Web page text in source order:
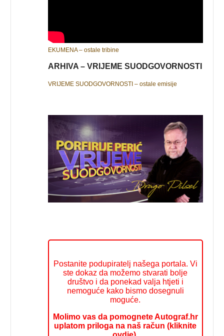
EKUMENA – ostale tribine
ARHIVA – VRIJEME SUODGOVORNOSTI
VRIJEME SUODGOVORNOSTI – ostale emisije
Postanite podupiratelj našega portala. Vi
ste dokaz da možemo stvarati bolje
društvo i da ponekad valja htjeti i
nemoguće kako bismo dosegnuli
moguće.
Molimo vas da pomognete Autograf.hr
uplatom priloga na naš račun (kliknite